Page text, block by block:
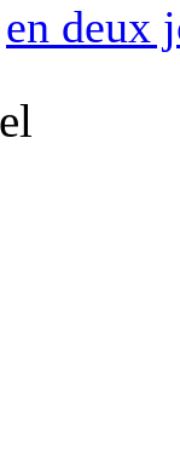
en deux